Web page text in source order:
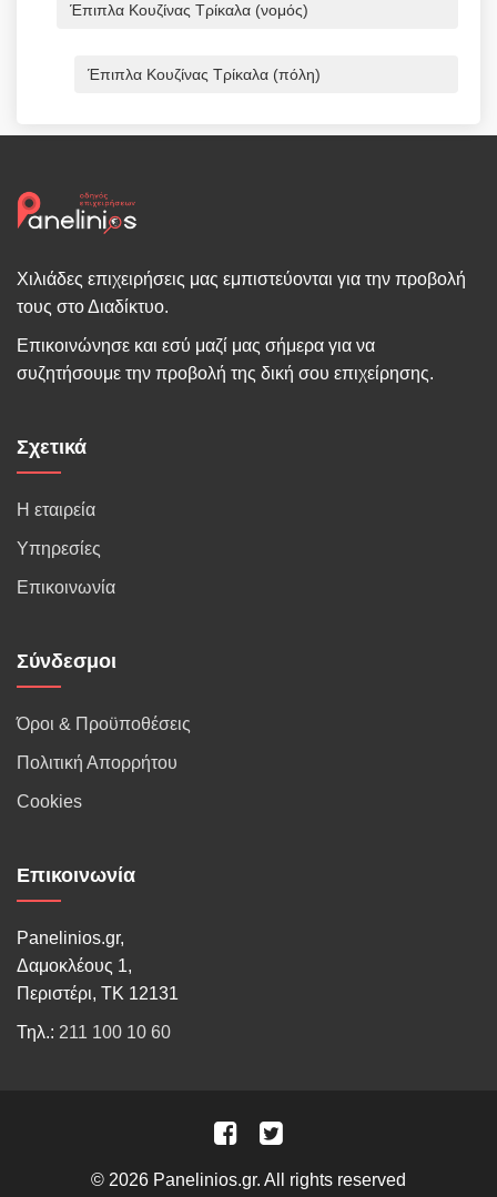
Έπιπλα Κουζίνας Τρίκαλα (νομός)
Έπιπλα Κουζίνας Τρίκαλα (πόλη)
Χιλιάδες επιχειρήσεις μας εμπιστεύονται για την προβολή
τους στο Διαδίκτυο.
Επικοινώνησε και εσύ μαζί μας σήμερα για να
συζητήσουμε την προβολή της δική σου επιχείρησης.
Σχετικά
Η εταιρεία
Υπηρεσίες
Επικοινωνία
Σύνδεσμοι
Όροι & Προϋποθέσεις
Πολιτική Απορρήτου
Cookies
Επικοινωνία
Panelinios.gr,
Δαμοκλέους 1,
Περιστέρι, ΤΚ 12131
Τηλ.: 211 100 10 60
© 2026 Panelinios.gr. All rights reserved